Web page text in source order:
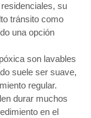
su
tránsito como
una opción
son lavables
suele ser suave,
regular.
durar muchos
en el